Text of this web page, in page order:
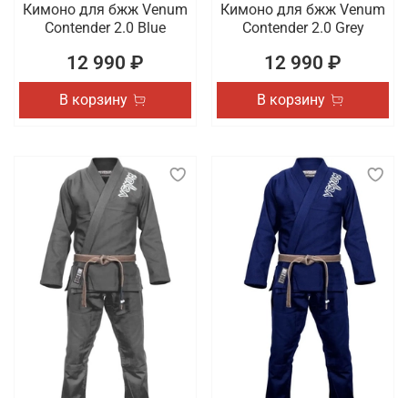
Кимоно для бжж Venum
Contender 2.0 Blue
12 990 ₽
В корзину
Кимоно для бжж Venum
Contender 2.0 Grey
12 990 ₽
В корзину